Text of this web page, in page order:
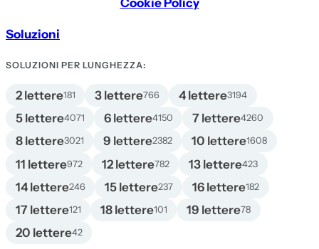
Soluzioni
SOLUZIONI PER LUNGHEZZA:
2 lettere181 3 lettere766 4 lettere3194
5 lettere4071 6 lettere4150 7 lettere4260
8 lettere3021 9 lettere2382 10 lettere1608
11 lettere972 12 lettere782 13 lettere423
14 lettere246 15 lettere237 16 lettere182
17 lettere121 18 lettere101 19 lettere78
20 lettere42